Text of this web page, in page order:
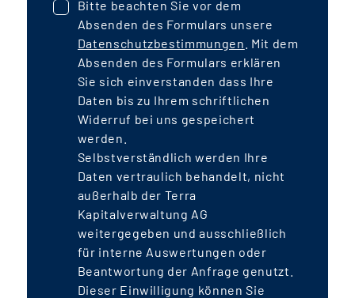
Bitte beachten Sie vor dem
Absenden des Formulars unsere
Datenschutzbestimmungen . Mit dem
Absenden des Formulars erklären
Sie sich einverstanden dass Ihre
Daten bis zu Ihrem schriftlichen
Widerruf bei uns gespeichert
werden.
Selbstverständlich werden Ihre
Daten vertraulich behandelt, nicht
außerhalb der Terra
Kapitalverwaltung AG
weitergegeben und ausschließlich
für interne Auswertungen oder
Beantwortung der Anfrage genutzt.
Dieser Einwilligung können Sie